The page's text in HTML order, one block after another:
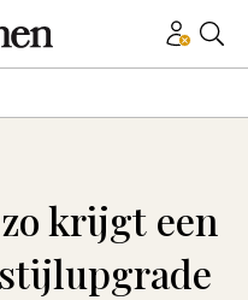
krijgt een